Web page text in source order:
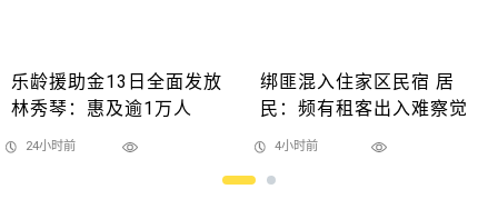
乐龄援助金13日全面发放
林秀琴：惠及逾1万人
24小时前
绑匪混入住家区民宿 居
民：频有租客出入难察觉
4小时前